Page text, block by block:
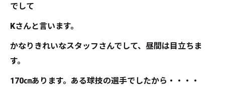
でして
Kさんと言います。
かなりきれいなスタッフさんでして、昼間は目立ちま
す。
170㎝あります。ある球技の選手でしたから・・・・